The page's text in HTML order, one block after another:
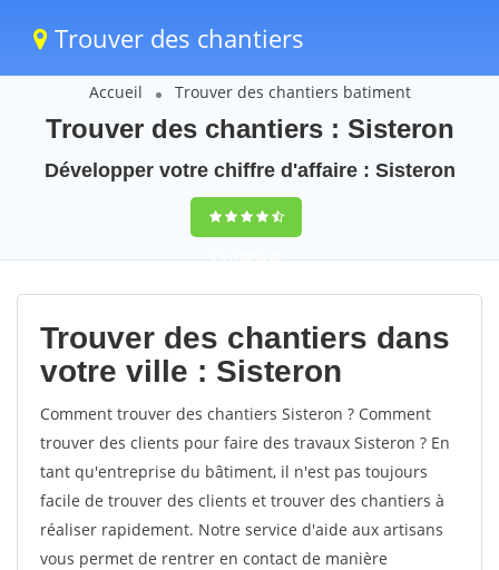
Trouver des chantiers
Accueil Trouver des chantiers batiment
Trouver des chantiers : Sisteron
Développer votre chiffre d'affaire : Sisteron
9,5(100%)62
votes
Trouver des chantiers dans
votre ville : Sisteron
Comment trouver des chantiers Sisteron ? Comment
trouver des clients pour faire des travaux Sisteron ? En
tant qu'entreprise du bâtiment, il n'est pas toujours
facile de trouver des clients et trouver des chantiers à
réaliser rapidement. Notre service d'aide aux artisans
vous permet de rentrer en contact de manière